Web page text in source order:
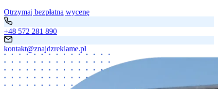
Otrzymaj bezpłatną wycenę
+48 572 281 890
kontakt@znajdzreklame.pl